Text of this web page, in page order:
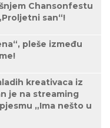
Chansonfestu
san“!
pleše između
kreativaca iz
je na streaming
„Ima nešto u